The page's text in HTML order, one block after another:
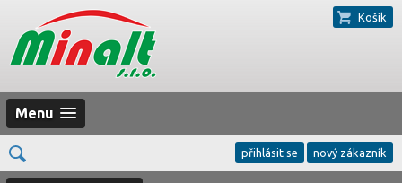
Košík
Menu
přihlásit se nový zákazník